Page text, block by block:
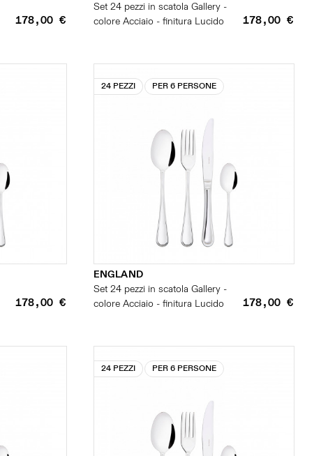
178,00 €
Set 24 pezzi in scatola Gallery -
colore Acciaio - finitura Lucido
178,00 €
178,00 €
24 PEZZI PER 6 PERSONE
ENGLAND
Set 24 pezzi in scatola Gallery -
colore Acciaio - finitura Lucido
178,00 €
24 PEZZI PER 6 PERSONE